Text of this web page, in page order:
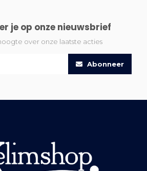
je op onze nieuwsbrief
over onze laatste acties
Abonneer